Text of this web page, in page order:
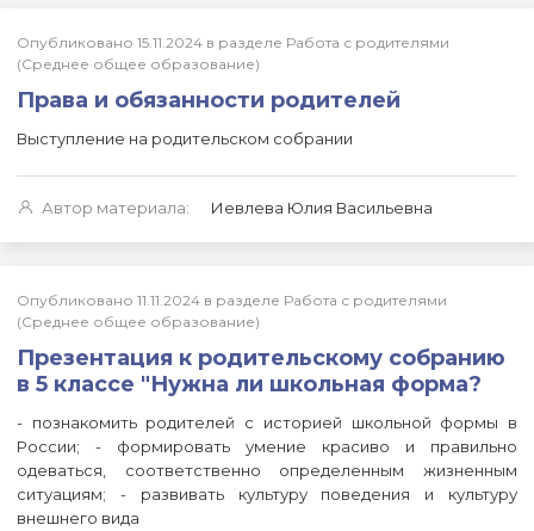
Опубликовано 15.11.2024 в разделе Работа с родителями
(Среднее общее образование)
Права и обязанности родителей
Выступление на родительском собрании
Автор материала: Иевлева Юлия Васильевна
Опубликовано 11.11.2024 в разделе Работа с родителями
(Среднее общее образование)
Презентация к родительскому собранию
в 5 классе "Нужна ли школьная форма?
- познакомить родителей с историей школьной формы в
России; - формировать умение красиво и правильно
одеваться, соответственно определенным жизненным
ситуациям; - развивать культуру поведения и культуру
внешнего вида